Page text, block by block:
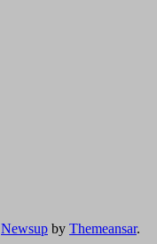
Newsup by Themeansar.